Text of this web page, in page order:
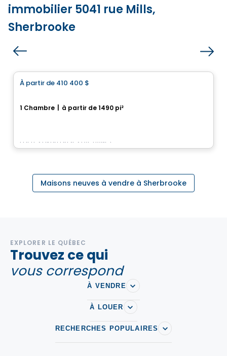
immobilier 5041 rue Mills,
Sherbrooke
À partir de 410 400 $
1 Chambre à partir de 1490 pi²
Par LES ENTREPRISES LACHANCE
Maisons neuves à vendre à Sherbrooke
EXPLORER LE QUÉBEC
Trouvez ce qui
vous correspond
À VENDRE
À LOUER
RECHERCHES POPULAIRES